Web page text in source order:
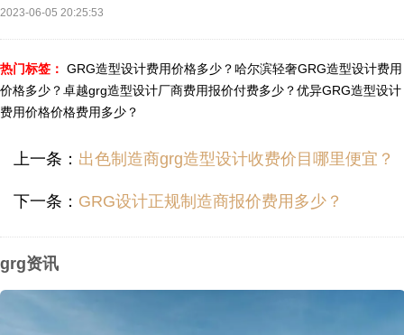
2023-06-05 20:25:53
热门标签： GRG造型设计费用价格多少？哈尔滨轻奢GRG造型设计费用
价格多少？卓越grg造型设计厂商费用报价付费多少？优异GRG造型设计
费用价格价格费用多少？
上一条： 出色制造商grg造型设计收费价目哪里便宜？
下一条： GRG设计正规制造商报价费用多少？
grg资讯